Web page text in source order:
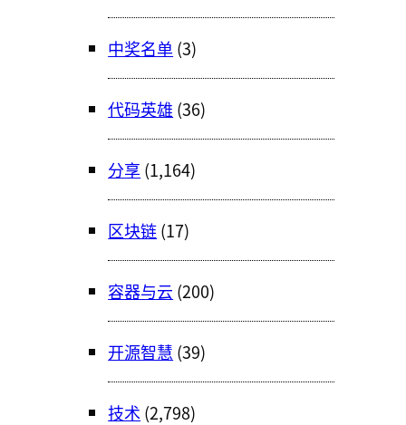
中奖名单 (3)
代码英雄 (36)
分享 (1,164)
区块链(17)
容器与云 (200)
开源智慧 (39)
技术 (2,798)